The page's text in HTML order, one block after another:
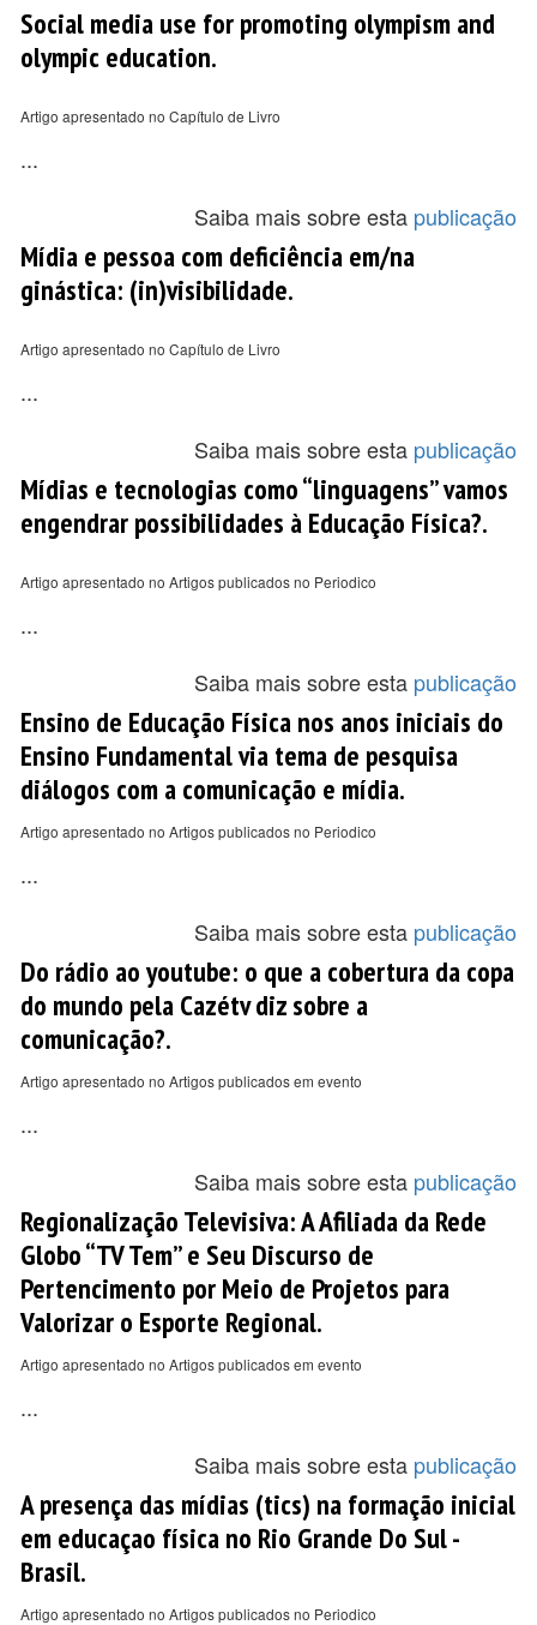
Social media use for promoting olympism and
olympic education.
Artigo apresentado no Capítulo de Livro
...
Saiba mais sobre esta publicação
Mídia e pessoa com deficiência em/na
ginástica: (in)visibilidade.
Artigo apresentado no Capítulo de Livro
...
Saiba mais sobre esta publicação
Mídias e tecnologias como “linguagens” vamos
engendrar possibilidades à Educação Física?.
Artigo apresentado no Artigos publicados no Periodico
...
Saiba mais sobre esta publicação
Ensino de Educação Física nos anos iniciais do
Ensino Fundamental via tema de pesquisa
diálogos com a comunicação e mídia.
Artigo apresentado no Artigos publicados no Periodico
...
Saiba mais sobre esta publicação
Do rádio ao youtube: o que a cobertura da copa
do mundo pela Cazétv diz sobre a
comunicação?.
Artigo apresentado no Artigos publicados em evento
...
Saiba mais sobre esta publicação
Regionalização Televisiva: A Afiliada da Rede
Globo “TV Tem” e Seu Discurso de
Pertencimento por Meio de Projetos para
Valorizar o Esporte Regional.
Artigo apresentado no Artigos publicados em evento
...
Saiba mais sobre esta publicação
A presença das mídias (tics) na formação inicial
em educaçao física no Rio Grande Do Sul -
Brasil.
Artigo apresentado no Artigos publicados no Periodico